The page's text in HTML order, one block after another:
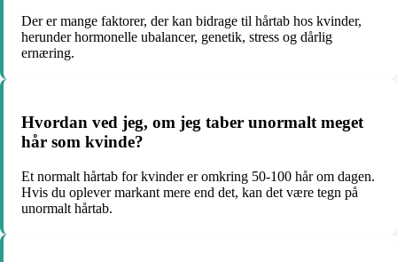
Der er mange faktorer, der kan bidrage til hårtab hos kvinder,
herunder hormonelle ubalancer, genetik, stress og dårlig
ernæring.
Hvordan ved jeg, om jeg taber unormalt meget
hår som kvinde?
Et normalt hårtab for kvinder er omkring 50-100 hår om dagen.
Hvis du oplever markant mere end det, kan det være tegn på
unormalt hårtab.